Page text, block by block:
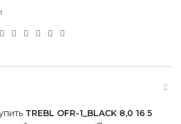
TREBL OFR-1_BLACK 8,0 16 5